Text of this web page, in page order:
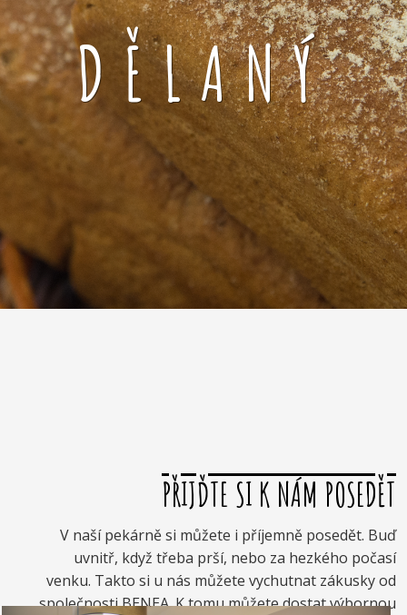
DĚLANÝ
PŘIJĎTE SI K NÁM POSEDĚT
V naší pekárně si můžete i příjemně posedět. Buď
uvnitř, když třeba prší, nebo za hezkého počasí
venku. Takto si u nás můžete vychutnat zákusky od
společnosti BENEA. K tomu můžete dostat výbornou